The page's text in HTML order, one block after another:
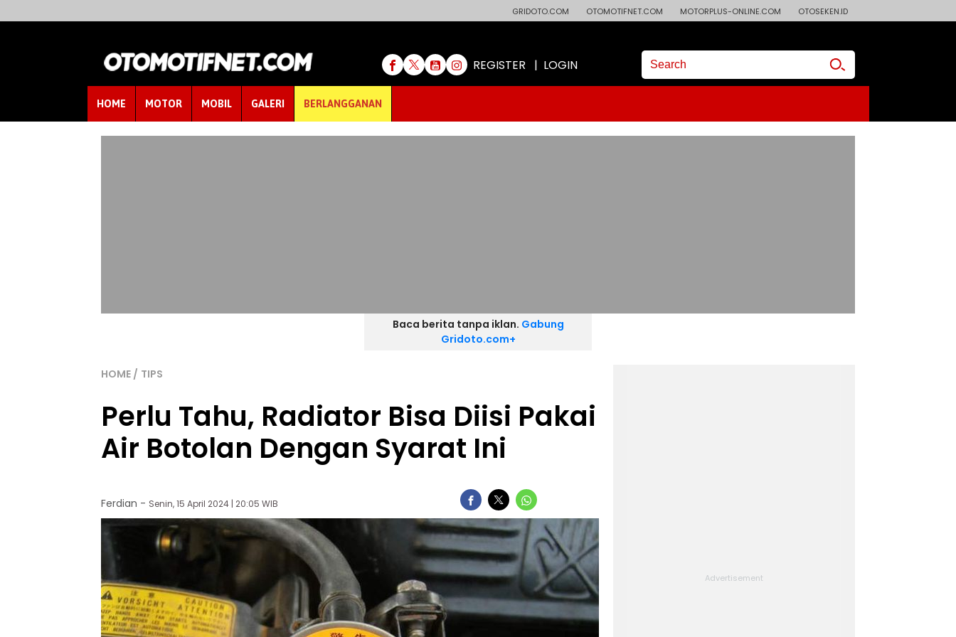
GRIDOTO.COM OTOMOTIFNET.COM MOTORPLUS-ONLINE.COM OTOSEKEN.ID
REGISTER | LOGIN
HOME MOTOR MOBIL GALERI BERLANGGANAN
Baca berita tanpa iklan. Gabung
Gridoto.com+
HOME TIPS
Perlu Tahu, Radiator Bisa Diisi Pakai
Air Botolan Dengan Syarat Ini
Ferdian - Senin, 15 April 2024 | 20:05 WIB